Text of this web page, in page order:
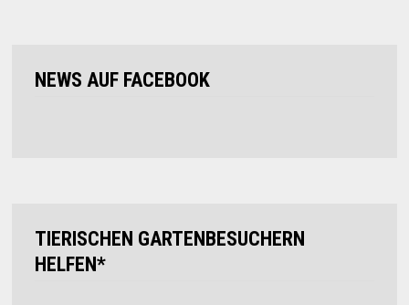
NEWS AUF FACEBOOK
TIERISCHEN GARTENBESUCHERN
HELFEN*